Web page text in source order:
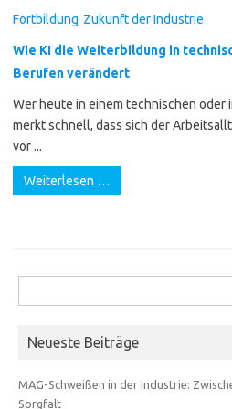
Fortbildung Zukunft der Industrie
Wie KI die Weiterbildung in
Berufen verändert
Wer heute in einem technischen
merkt schnell, dass sich der
vor ...
Weiterlesen …
nach:
Neueste Beiträge
MAG-Schweißen in der Industrie:
Sorgfalt